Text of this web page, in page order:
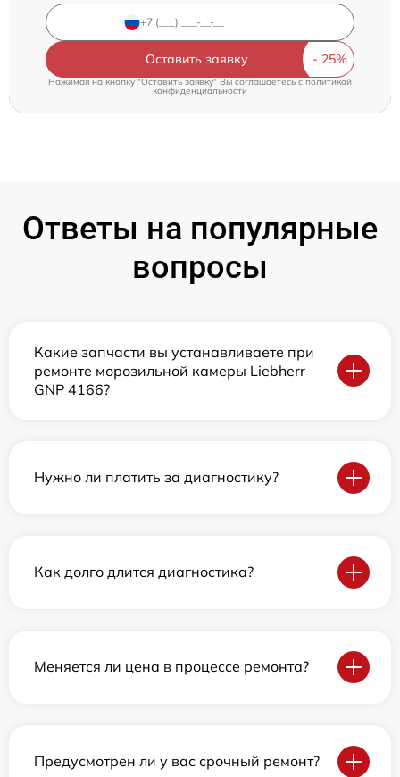
Оставить заявку
Нажимая на кнопку "Оставить заявку" Вы соглашаетесь cполитикой
конфиденциальности
Ответы на популярные
вопросы
Какие запчасти вы устанавливаете при
ремонте морозильной камеры Liebherr
GNP 4166?
Нужно ли платить за диагностику?
Как долго длится диагностика?
Меняется ли цена в процессе ремонта?
Предусмотрен ли у вас срочный ремонт?